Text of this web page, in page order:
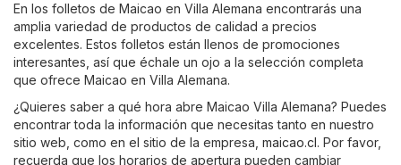
En los folletos de Maicao en Villa Alemana encontrarás una
amplia variedad de productos de calidad a precios
excelentes. Estos folletos están llenos de promociones
interesantes, así que échale un ojo a la selección completa
que ofrece Maicao en Villa Alemana.
¿Quieres saber a qué hora abre Maicao Villa Alemana? Puedes
encontrar toda la información que necesitas tanto en nuestro
sitio web, como en el sitio de la empresa, maicao.cl. Por favor,
recuerda que los horarios de apertura pueden cambiar